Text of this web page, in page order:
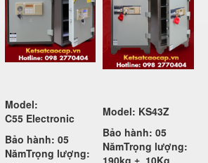
Model:
C55 Electronic
Bảo hành: 05
NămTrọng lượng:
Model: KS43Z
Bảo hành: 05
NămTrọng lượng:
190kg ± 10Kg